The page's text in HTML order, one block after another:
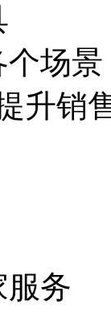
场
升销
服务